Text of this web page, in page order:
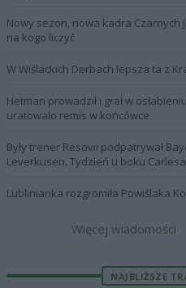
Nowy sezon, nowa kadra Czarnych
na kogo liczyć
W Wiślackich Derbach lepsza ta z
Hetman prowadził i grał w
uratowało remis w końcówce
Były trener Resovii podpatrywał
Leverkusen. Tydzień u boku
Lublinianka rozgromiła Powiślaka
Więcej wiadomości
NAJBLIŻSZE